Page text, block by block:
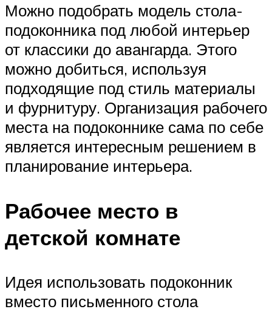
Можно подобрать модель стола-
подоконника под любой интерьер
от классики до авангарда. Этого
можно добиться, используя
подходящие под стиль материалы
и фурнитуру. Организация рабочего
места на подоконнике сама по себе
является интересным решением в
планирование интерьера.
Рабочее место в
детской комнате
Идея использовать подоконник
вместо письменного стола